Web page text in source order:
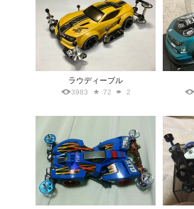
ラウディーブル
3983 72 2